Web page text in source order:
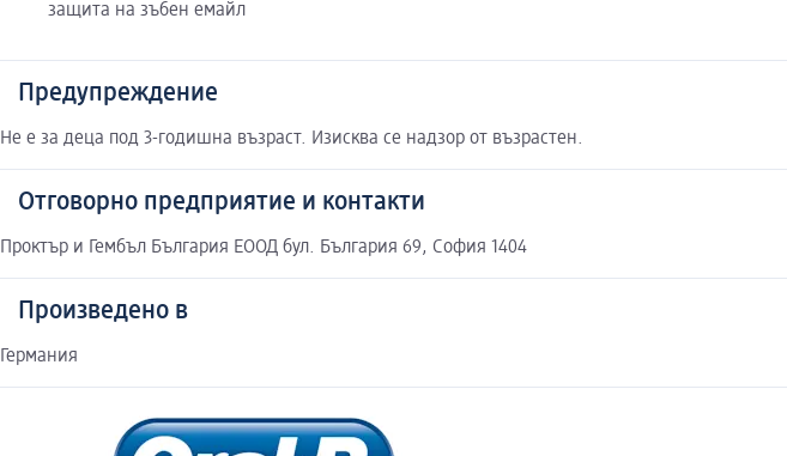
защита на зъбен емайл
Предупреждение
Не е за деца под 3-годишна възраст. Изисква се надзор от възрастен.
Отговорно предприятие и контакти
Проктър и Гембъл България ЕООД бул. България 69, София 1404
Произведено в
Германия